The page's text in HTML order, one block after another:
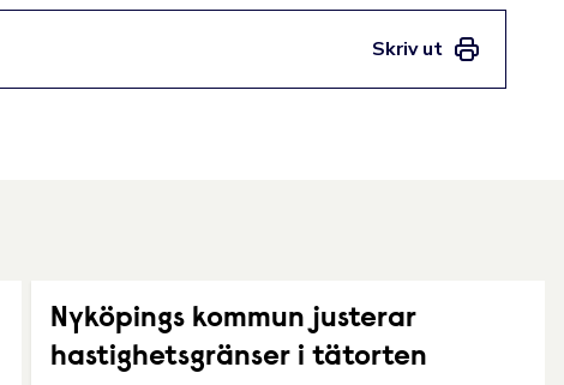
Skriv ut
Nyköpings kommun justerar
hastighetsgränser i tätorten